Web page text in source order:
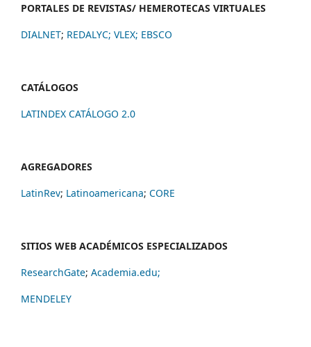
PORTALES DE REVISTAS/ HEMEROTECAS VIRTUALES
DIALNET; REDALYC; VLEX; EBSCO
CATÁLOGOS
LATINDEX CATÁLOGO 2.0
AGREGADORES
LatinRev; Latinoamericana; CORE
SITIOS WEB ACADÉMICOS ESPECIALIZADOS
ResearchGate; Academia.edu;
MENDELEY